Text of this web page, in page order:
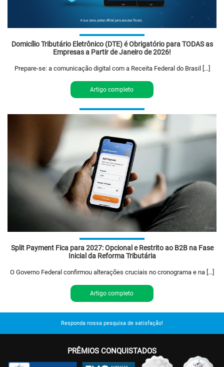
Domicílio Tributário Eletrônico (DTE) é Obrigatório para TODAS as
Empresas a Partir de Janeiro de 2026!
Prepare-se: a comunicação digital com a Receita Federal do Brasil […]
Artigo completo
Split Payment Fica para 2027: Opcional e Restrito ao B2B na Fase
Inicial da Reforma Tributária
O Governo Federal confirmou alterações cruciais no cronograma e na […]
Artigo completo
Responda nossa pesquisa de satisfação!
PRÊMIOS CONQUISTADOS